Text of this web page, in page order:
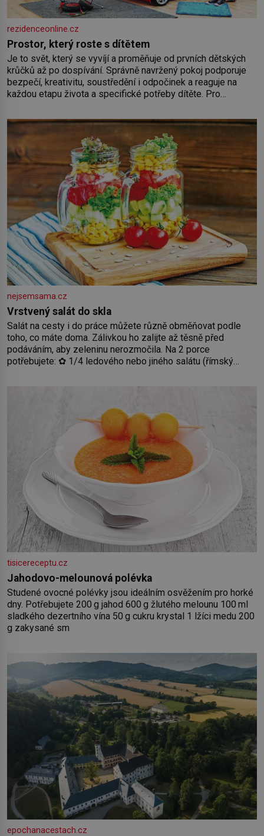
rezidenceonline.cz
Prostor, který roste s dítětem
Je to svět, který se vyvíjí a proměňuje od prvních dětských
krůčků až po dospívání. Správně navržený pokoj podporuje
bezpečí, kreativitu, soustředění i odpočinek a reaguje na
každou etapu života a specifické potřeby dítěte. Pro
by pokoj miminka měl působit především klidně a útulně.
Předškolní věk je
nejsemsama.cz
Vrstvený salát do skla
Salát na cesty i do práce můžete různě obměňovat podle
toho, co máte doma. Zálivkou ho zalijte až těsně před
podáváním, aby zeleninu nerozmočila. Na 2 porce
potřebujete: ✿ 1/4 ledového nebo jiného salátu (římský
2 rajčata Zálivka: ✿ 4 lžíce olivového oleje ✿ 1 lžíci citronové
tisicereceptu.cz
Jahodovo-melounová polévka
Studené ovocné polévky jsou ideálním osvěžením pro horké
dny. Potřebujete 200 g jahod 600 g žlutého melounu 100 ml
sladkého dezertního vína 50 g cukru krystal 1 lžíci medu 200
g zakysané sm
epochanacestach.cz